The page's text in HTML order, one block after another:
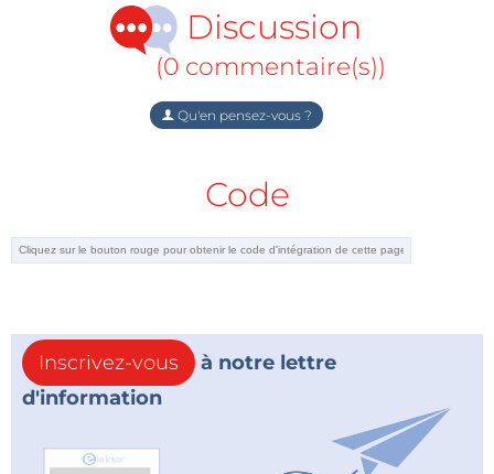
favorisée par la présence de liquides alcoolisés.
Discussion
(0 commentaire(s))
Qu'en pensez-vous ?
Code
Inscrivez-vous
à notre lettre
d'information